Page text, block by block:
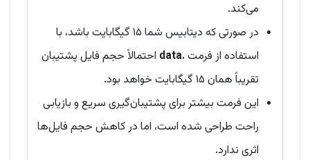
می‌کند.
در صورتی که دیتابیس شما ۱۵ گیگابایت باشد، با
استفاده از فرمت.data
احتمالاً حجم فایل پشتیبان
تقریباً همان ۱۵ گیگابایت خواهد بود.
این فرمت بیشتر برای پشتیبان‌گیری سریع و بازیابی
راحت طراحی شده است، اما در کاهش حجم فایل‌ها
اثری ندارد.